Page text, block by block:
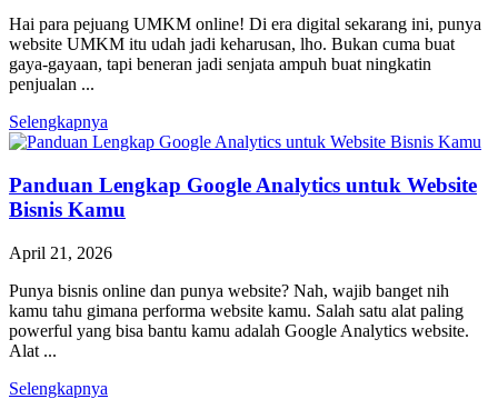
Hai para pejuang UMKM online! Di era digital sekarang ini, punya
website UMKM itu udah jadi keharusan, lho. Bukan cuma buat
gaya-gayaan, tapi beneran jadi senjata ampuh buat ningkatin
penjualan ...
Selengkapnya
Panduan Lengkap Google Analytics untuk Website
Bisnis Kamu
April 21, 2026
Punya bisnis online dan punya website? Nah, wajib banget nih
kamu tahu gimana performa website kamu. Salah satu alat paling
powerful yang bisa bantu kamu adalah Google Analytics website.
Alat ...
Selengkapnya